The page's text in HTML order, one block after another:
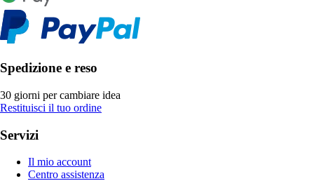
Spedizione e reso
30 giorni per cambiare idea
Restituisci il tuo ordine
Servizi
Il mio account
Centro assistenza